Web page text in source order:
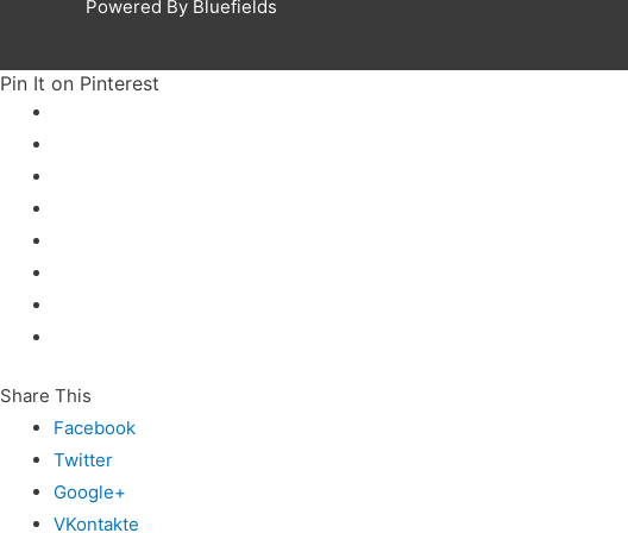
Powered By Bluefields
Pin It on Pinterest
Share This
Facebook
Twitter
Google+
VKontakte